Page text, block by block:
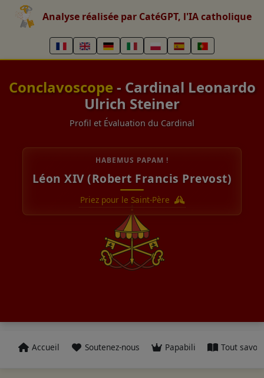
Analyse réalisée par CatéGPT, l'IA catholique
Conclavoscope - Cardinal Leonardo
Ulrich Steiner
Profil et Évaluation du Cardinal
HABEMUS PAPAM !
Léon XIV (Robert Francis Prevost)
Priez pour le Saint-Père
Accueil Soutenez-nous Papabili Tout savoir